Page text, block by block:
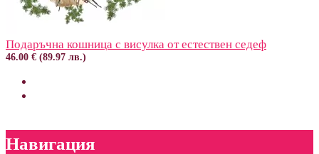
Подаръчна кошница с висулка от естествен седеф
46.00 € (89.97 лв.)
Навигация